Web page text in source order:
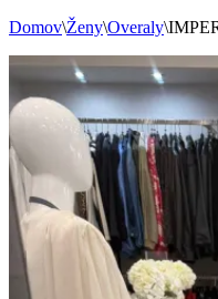
Domov\Ženy\Overaly\